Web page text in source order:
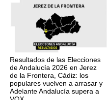
Resultados de las Elecciones
de Andalucía 2026 en Jerez
de la Frontera, Cádiz: los
populares vuelven a arrasar y
Adelante Andalucía supera a